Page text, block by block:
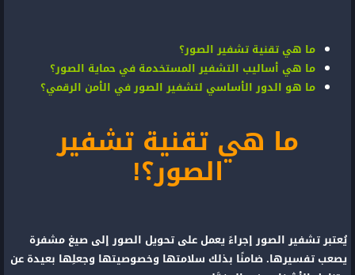
ما هي تقنية تشفير الصور؟
ما هي أساليب التشفير المستخدمة في حماية الصور؟
ما هو الدور الأساسي لتشفير الصور في الأمن الرقمي؟
ما هي تقنية تشفير
الصور؟!
يُعتبر تشفير الصور إجراءً يعمل على تحويل الصور إلى صيغ مشفرة
يصعب تفسيرها. ضامنًا بذلك سلامتها وخصوصيتها وجعلِها بعيدة عن